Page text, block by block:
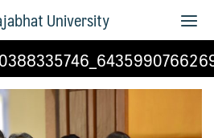
University